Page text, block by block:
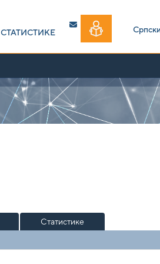
СТАТИСТИКЕ
Статистике